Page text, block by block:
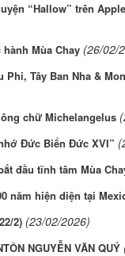
“Hallow” trên
Mùa Chay (26/02/
Phi, Tây Ban Nha &
chữ Michelangelus
Đức Biển Đức XVI”
đầu tĩnh tâm Mùa
năm hiện diện tại
2) (23/02/2026)
NGUYỄN VĂN QUÝ